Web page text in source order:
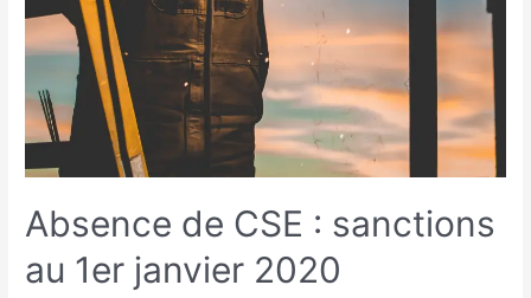
Absence de CSE : sanctions
au 1er janvier 2020